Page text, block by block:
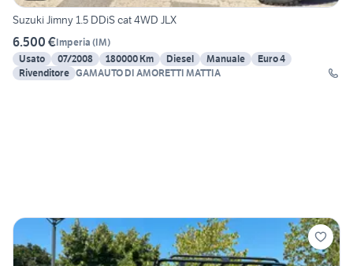
Suzuki Jimny 1.5 DDiS cat 4WD JLX
6.500 €Imperia (IM)
Usato
07/2008 180000 Km Diesel Manuale
Euro 4
Rivenditore GAMAUTO DI AMORETTI MATTIA